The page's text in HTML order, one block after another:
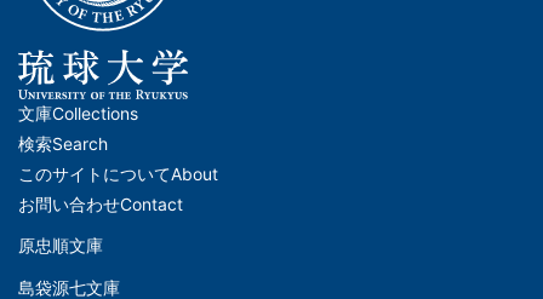
メ
イ
ン
ナ
ビ
文庫Collections
検索Search
このサイトについてAbout
お問い合わせContact
文
原忠順文庫
島袋源七文庫